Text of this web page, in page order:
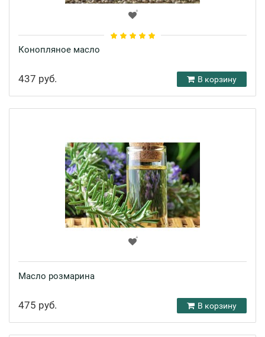
Конопляное масло
437 руб. В корзину
Масло розмарина
475 руб. В корзину